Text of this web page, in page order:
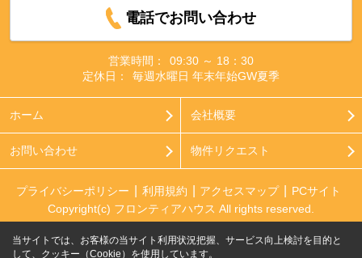
電話でお問い合わせ
営業時間：
09:30 ～ 18：30
定休日：
毎週水曜日 年末年始GW夏季
ホーム 会社概要
お問い合わせ 物件リクエスト
プライバシーポリシー 利用規約 アクセスマップ
PCサイト
Copyright(c) フロンティアハウス All rights reserved.
当サイトでは、お客様の当サイト利用状況把握、サービス向上検討を目的と
して、クッキー（Cookie）を使用しています。